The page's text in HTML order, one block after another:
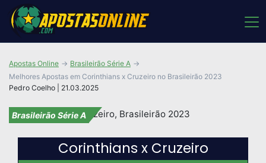
Pedro Coelho | 21.03.2025
Apostas Online
Brasileirão Série A
Melhores Apostas em Corinthians x Cruzeiro no Brasileirão 2023
Brasileirão Série A
Corinthians x Cruzeiro